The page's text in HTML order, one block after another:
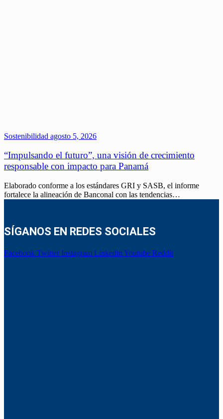
Sostenibilidad agosto 5, 2026
“Impulsando el futuro”, una visión de crecimiento
responsable con impacto para Panamá
Elaborado conforme a los estándares GRI y SASB, el informe
fortalece la alineación de Banconal con las tendencias…
SÍGANOS EN REDES SOCIALES
Facebook Twitter Instagram Linkedin Youtube Reddit